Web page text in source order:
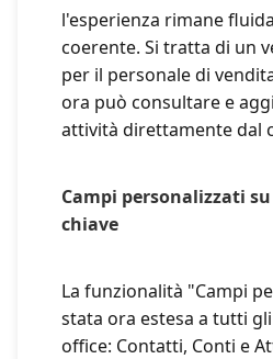
l'esperienza rimane
coerente. Si tratta di un
per il personale di
ora può consultare e
attività direttamente dal
Campi personalizzati
chiave
La funzionalità "Campi
stata ora estesa a tutti
office: Contatti, Conti e